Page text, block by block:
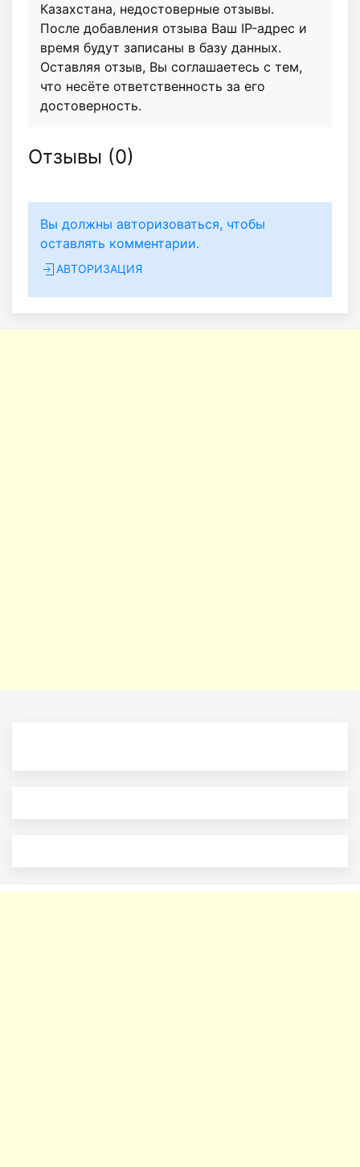
Казахстана, недостоверные отзывы.
После добавления отзыва Ваш IP-адрес и
время будут записаны в базу данных.
Оставляя отзыв, Вы соглашаетесь с тем,
что несёте ответственность за его
достоверность.
Отзывы (0)
Вы должны авторизоваться, чтобы
оставлять комментарии.
АВТОРИЗАЦИЯ